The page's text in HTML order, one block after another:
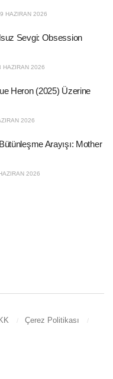
HAZIRAN 2026
Sevgi: Obsession
HAZIRAN 2026
Heron (2025) Üzerine
2026
Arayışı: Mother
2026
Çerez Politikası